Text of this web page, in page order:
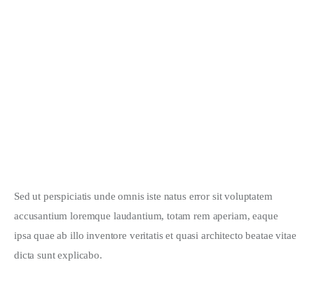
Sed ut perspiciatis unde omnis iste natus error sit voluptatem
accusantium loremque laudantium, totam rem aperiam, eaque
ipsa quae ab illo inventore veritatis et quasi architecto beatae vitae
dicta sunt explicabo.